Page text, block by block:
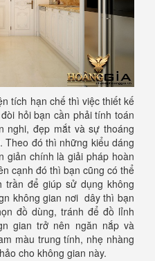
tích hạn chế thì việc thiết kế
hỏi bạn cần phải tính toán
nghi, đẹp mắt và sự thoáng
Theo đó thì những kiểu dáng
giản chính là giải pháp hoàn
cạnh đó thì bạn cũng có thể
trần để giúp sử dụng không
không gian nơi dây thì bạn
đồ dùng, tránh để đồ lỉnh
gian trở nên ngăn nắp và
màu trung tính, nhẹ nhàng
cho không gian này.